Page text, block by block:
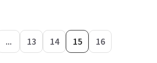
... 13 14 15 16